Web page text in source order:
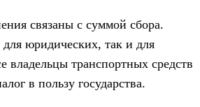
связаны с суммой сбора.
юридических, так и для
владельцы транспортных средств
в пользу государства.